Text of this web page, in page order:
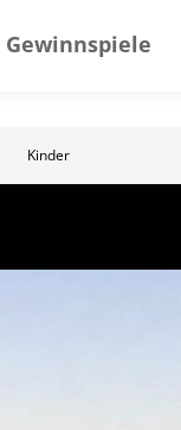
Gewinnspiele
Kinder